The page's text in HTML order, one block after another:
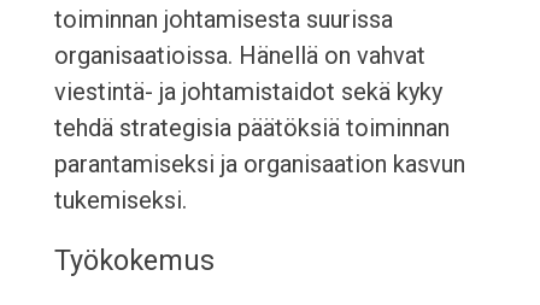
toiminnan johtamisesta suurissa
organisaatioissa. Hänellä on vahvat
viestintä- ja johtamistaidot sekä kyky
tehdä strategisia päätöksiä toiminnan
parantamiseksi ja organisaation kasvun
tukemiseksi.
Työkokemus